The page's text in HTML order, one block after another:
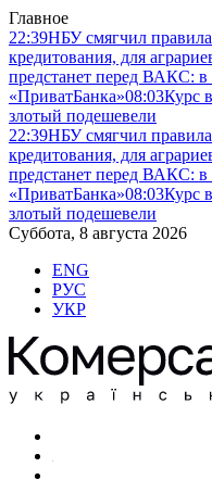
Главное
22:39НБУ смягчил правила
кредитования, для
предстанет перед ВАКС: в
«ПриватБанка»08:03Курс
злотый подешевели
22:39НБУ смягчил правила
кредитования, для
предстанет перед ВАКС: в
«ПриватБанка»08:03Курс
злотый подешевели
Суббота, 8 августа 2026
ENG
РУС
УКР